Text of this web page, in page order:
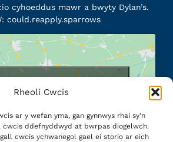
Rheoli Cwcis
ar y wefan yma, gan gynnwys rhai sy'n
cwcis ddefnyddwyd at bwrpas diogelwch.
cwcis ychwanegol gael ei storio ar eich
cyhoeddus mawr a bwyty Dylan’s.
could.reapply.sparrows
marketing cookies and
enable this content